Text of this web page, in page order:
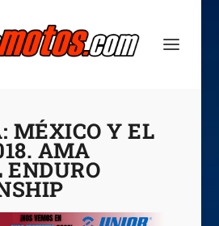
MÉXICO Y EL
AMA